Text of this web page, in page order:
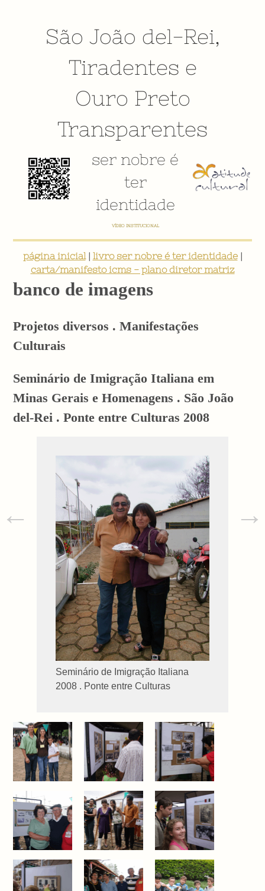
São João del-Rei,
Tiradentes e
Ouro Preto
Transparentes
ser nobre é
ter
identidade
VÍDEO INSTITUCIONAL
página inicial| livro ser nobre é ter identidade|
carta/manifesto icms - plano diretor matriz
banco de imagens
Projetos diversos . Manifestações
Culturais
Seminário de Imigração Italiana em
Minas Gerais e Homenagens . São João
del-Rei . Ponte entre Culturas 2008
Seminário de Imigração Italiana
2008 . Ponte entre Culturas
← →